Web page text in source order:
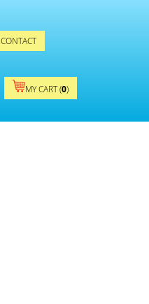
CONTACT
MY CART (0)